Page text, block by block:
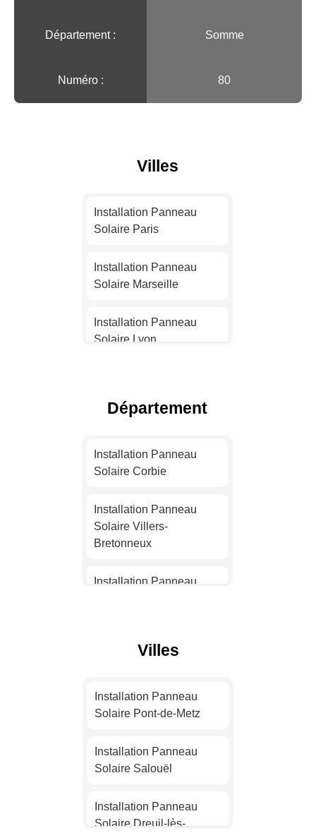
Département : Somme
Numéro : 80
Villes
Installation Panneau
Solaire Paris
Installation Panneau
Solaire Marseille
Installation Panneau
Solaire Lyon
Solaire Nice
Solaire Nantes
Installation Panneau
Installation Panneau
Installation Panneau
Installation Panneau
Installation Panneau
Département
Installation Panneau
Solaire Corbie
Installation Panneau
Solaire Villers-
Bretonneux
Installation Panneau
Solaire Albert
Installation Panneau
Solaire Camon
Installation Panneau
Solaire Montdidier
Installation Panneau
Solaire Roye
Villes
Installation Panneau
Solaire Pont-de-Metz
Installation Panneau
Solaire Salouël
Installation Panneau
Solaire Dreuil-lès-